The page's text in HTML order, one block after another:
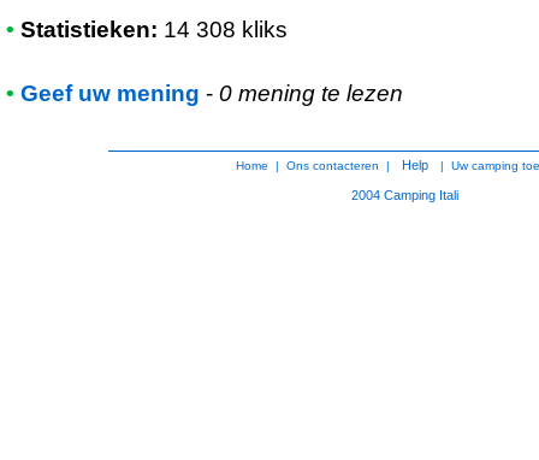
• Statistieken: 14 308 kliks
• Geef uw mening - 0 mening te lezen
Home | Ons contacteren | Help | Uw camping
2004 Camping Itali